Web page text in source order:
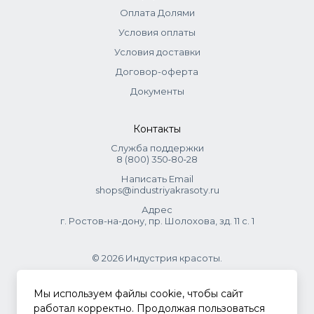
Оплата Долями
Условия оплаты
Условия доставки
Договор-оферта
Документы
Контакты
Служба поддержки
8 (800) 350‑80‑28
Написать Email
shops@industriyakrasoty.ru
Адрес
г. Ростов-на-дону, пр. Шолохова, зд. 11 с. 1
© 2026 Индустрия красоты.
.
Мы используем файлы cookie, чтобы сайт
работал корректно. Продолжая пользоваться